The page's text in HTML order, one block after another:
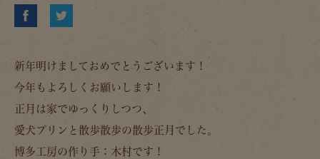
新年明けましておめでとうございます！
今年もよろしくお願いします！
正月は家でゆっくりしつつ、
愛犬プリンと散歩散歩の散歩正月でした。
博多工房の作り手：木村です！